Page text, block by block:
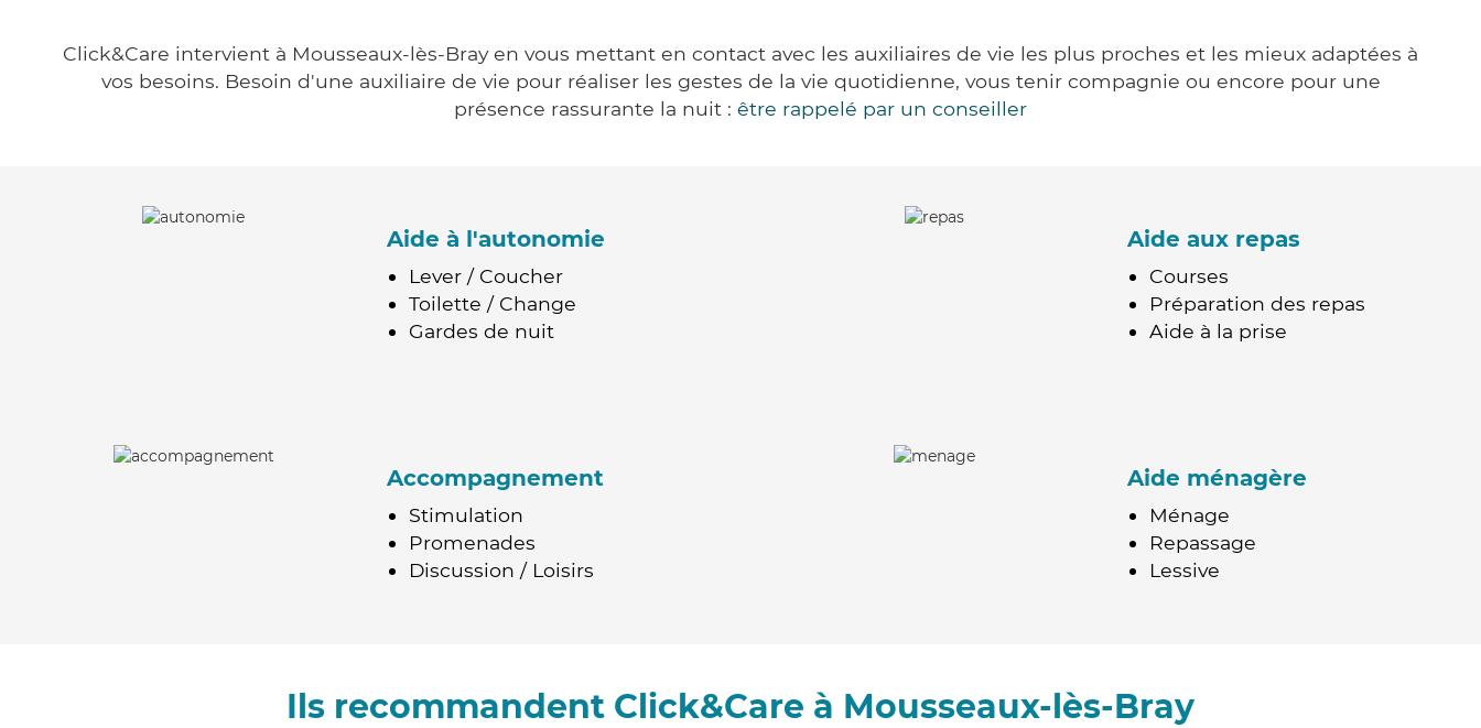
Click&Care intervient à Mousseaux-lès-Bray en vous mettant en contact avec les auxiliaires de vie les plus proches et les mieux adaptées à
vos besoins. Besoin d'une auxiliaire de vie pour réaliser les gestes de la vie quotidienne, vous tenir compagnie ou encore pour une
présence rassurante la nuit : être rappelé par un conseiller
Aide à l'autonomie
Lever / Coucher
Toilette / Change
Gardes de nuit
Aide aux repas
Courses
Préparation des repas
Aide à la prise
Accompagnement
Stimulation
Promenades
Discussion / Loisirs
Aide ménagère
Ménage
Repassage
Lessive
Ils recommandent Click&Care à Mousseaux-lès-Bray